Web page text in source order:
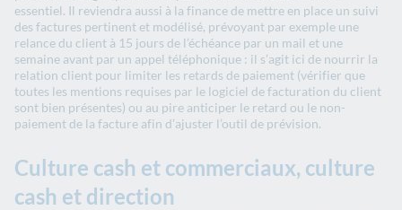
essentiel. Il reviendra aussi à la finance de mettre en place un suivi
des factures pertinent et modélisé, prévoyant par exemple une
relance du client à 15 jours de l’échéance par un mail et une
semaine avant par un appel téléphonique : il s’agit ici de nourrir la
relation client pour limiter les retards de paiement (vérifier que
toutes les mentions requises par le logiciel de facturation du client
sont bien présentes) ou au pire anticiper le retard ou le non-
paiement de la facture afin d’ajuster l’outil de prévision.
Culture cash et commerciaux, culture
cash et direction